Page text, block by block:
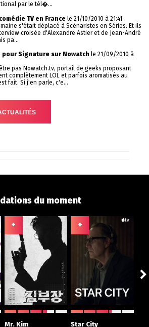
par le tél�...
TV en Francele 21/10/2010 à 21:41
s'était déplacé à Scénaristes en Séries. Et ils
croisée d'Alexandre Astier et de Jean-André
pa...
Signature sur Nowatch le 21/09/2010 à
pas Nowatch.tv, portail de geeks proposant
complètement LOL et parfois aromatisés au
fait. Si j'en parle, c'e...
du moment
+
Mr. Kim
+
Star City